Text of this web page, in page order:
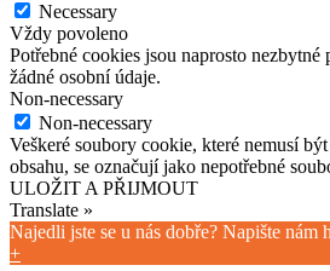
Necessary
Vždy povoleno
Potřebné cookies jsou naprosto
žádné osobní údaje.
Non-necessary
Non-necessary
Veškeré soubory cookie, které nemusí
obsahu, se označují jako nepotřebné
ULOŽIT A PŘIJMOUT
Translate »
Najedli jste se u nás dobře? Napište
+